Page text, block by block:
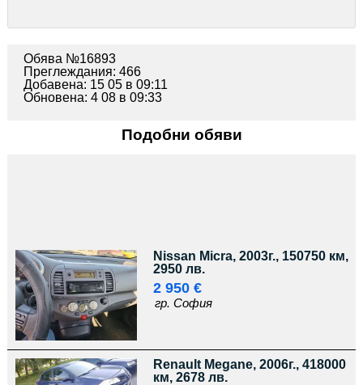
Обява №16893
Преглеждания: 466
Добавена: 15 05 в 09:11
Обновена: 4 08 в 09:33
Подобни обяви
Nissan Micra, 2003г., 150750 км,
2950 лв.
2 950 €
гр. София
Renault Megane, 2006г., 418000
км, 2678 лв.